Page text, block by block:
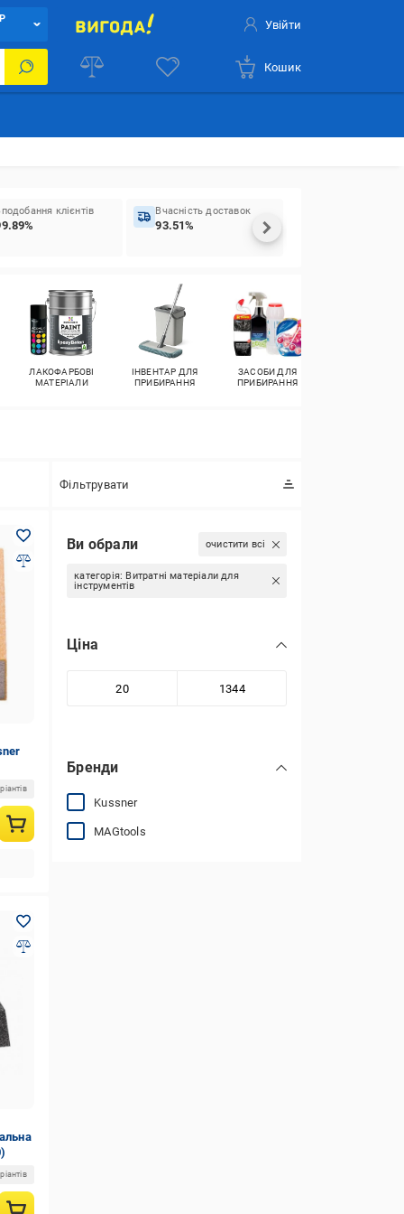
Увійти
Кошик
клієнтів Вчасність доставок
93.51%
ЛАКОФАРБОВІ
МАТЕРІАЛИ
ІНВЕНТАР ДЛЯ
ПРИБИРАННЯ
ЗАСОБИ ДЛЯ
ПРИБИРАННЯ
Фільтрувати
Ви обрали очистити всі
категорія: Витратні матеріали для
інструментів
Ціна
Бренди
Kussner
MAGtools